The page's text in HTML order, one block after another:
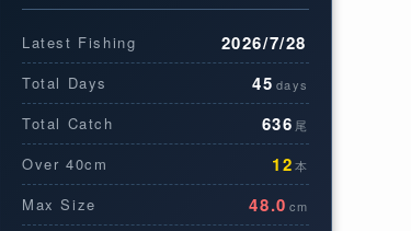
Latest Fishing 2026/7/28
Total Days 45 days
Total Catch 636 尾
Over 40cm 12 本
Max Size 48.0 cm